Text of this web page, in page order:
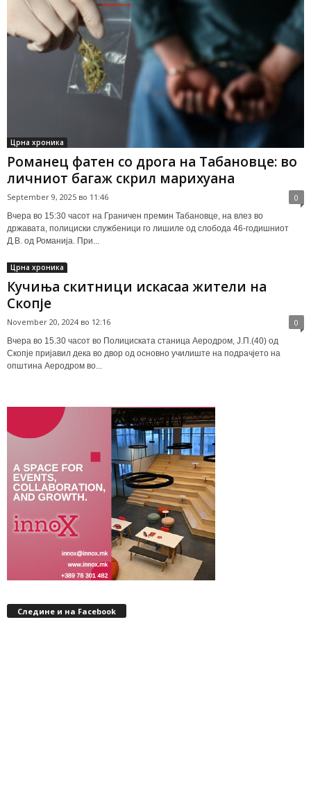
Црна хроника
Романец фатен со дрога на Табановце: во
личниот багаж скрил марихуана
September 9, 2025 во 11:46 0
Вчера во 15:30 часот на Граничен премин Табановце, на влез во
државата, полициски службеници го лишиле од слобода 46-годишниот
Д.В. од Романија. При...
Црна хроника
Кучиња скитници искасаа жители на
Скопје
November 20, 2024 во 12:16 0
Вчера во 15.30 часот во Полициската станица Аеродром, Ј.П.(40) од
Скопје пријавил дека во двор од основно училиште на подрачјето на
општина Аеродром во...
Следине и на Facebook